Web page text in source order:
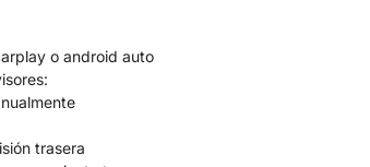
o android auto
trasera